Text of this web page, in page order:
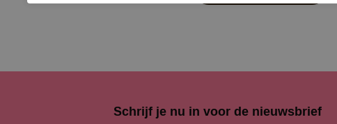
Schrijf je nu in voor de nieuwsbrief